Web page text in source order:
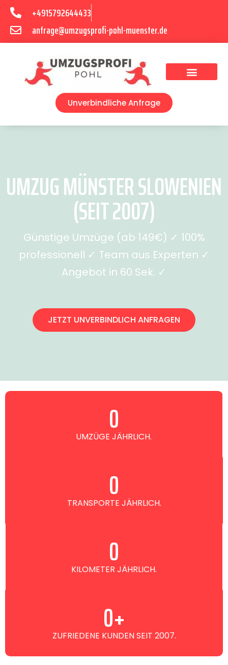
+4915792644433
anfrage@umzugsprofi-pohl-muenster.de
Unverbindliche Anfrage
UMZUG MÜNSTER SLOWENIEN
(SEIT 2007)
Günstige Umzüge (ab 149€) ✓ 100%
professionell ✓ Team aus Experten ✓
Angebot in 60 Sek. ✓
JETZT UNVERBINDLICH ANFRAGEN
UMZÜGE JÄHRLICH.
0
TRANSPORTE JÄHRLICH.
0
KILOMETER JÄHRLICH.
0
ZUFRIEDENE KUNDEN SEIT 2007.
0+